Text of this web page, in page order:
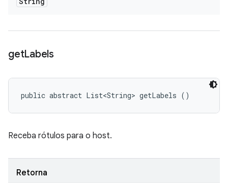
getLabels
public abstract List<String> getLabels ()
Receba rótulos para o host.
Retorna